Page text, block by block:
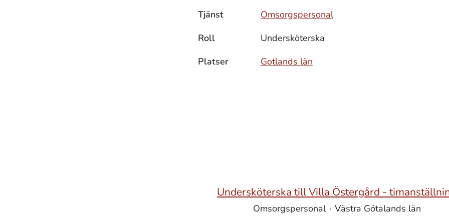
Tjänst
Omsorgspersonal
Roll
Undersköterska
Platser
Gotlands län
Undersköterska till Villa Östergård -
Omsorgspersonal · Västra Götalands län